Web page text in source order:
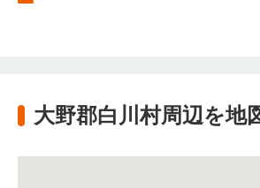
大野郡白川村周辺を地